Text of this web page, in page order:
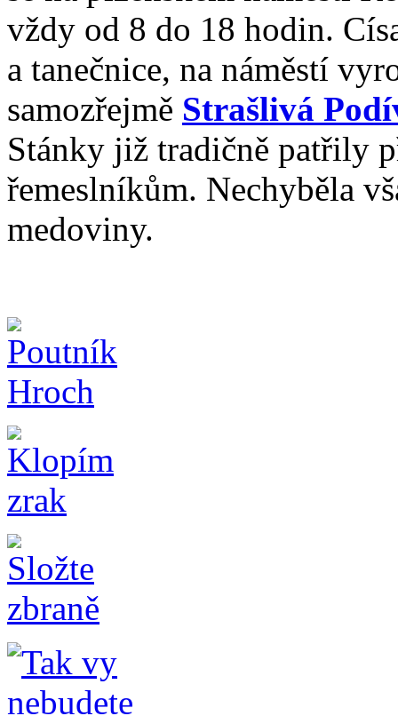
vždy od 8 do 18 hodin.
a tanečnice, na náměstí
samozřejmě Strašlivá
Stánky již tradičně patřily
řemeslníkům. Nechyběla
medoviny.